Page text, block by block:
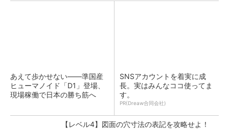
あえて歩かせない――準国産
ヒューマノイド「D1」登場、
現場稼働で日本の勝ち筋へ
SNSアカウントを着実に成
長。実はみんなココ使ってま
す。
PR(Dreaw合同会社)
【レベル4】図面の穴寸法の表記を攻略せよ！